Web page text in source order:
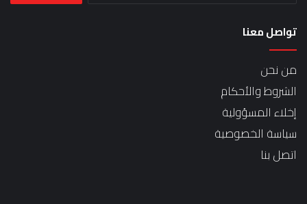
تواصل معنا
من نحن
الشروط والأحكام
إخلاء المسؤولية
سياسة الخصوصية
اتصل بنا